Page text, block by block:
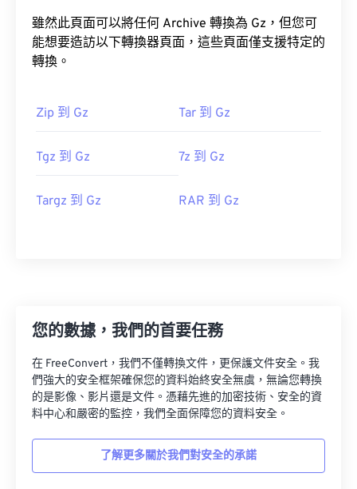
雖然此頁面可以將任何 Archive 轉換為 Gz，但您可
能想要造訪以下轉換器頁面，這些頁面僅支援特定的
轉換。
Zip 到 Gz Tar 到 Gz
Tgz 到 Gz 7z 到 Gz
Targz 到 Gz RAR 到 Gz
您的數據，我們的首要任務
在 FreeConvert，我們不僅轉換文件，更保護文件安全。我
們強大的安全框架確保您的資料始終安全無虞，無論您轉換
的是影像、影片還是文件。憑藉先進的加密技術、安全的資
料中心和嚴密的監控，我們全面保障您的資料安全。
了解更多關於我們對安全的承諾